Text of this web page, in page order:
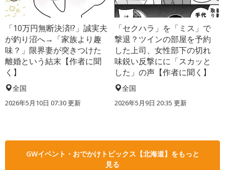
「10万円無断決済!?」誠実夫
が釣り沼へ→「家族より趣
味？」限界妻が突きつけた
離婚という結末【作者に聞
く】
全国
2026年5月10日 07:30 更新
「セクハラ」を「ミス」で
撃退？ツインの部屋を予約
した上司、女性部下の切れ
味鋭い反撃にに「スカッと
した」の声【作者に聞く】
全国
2026年5月9日 20:35 更新
GWイベント・おでかけトピックス【北海道】をもっと
見る